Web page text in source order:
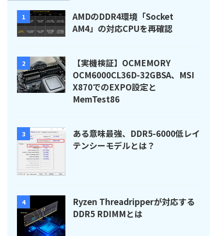
1
AMDのDDR4環境「Socket
AM4」の対応CPUを再確認
2
【実機検証】OCMEMORY
OCM6000CL36D-32GBSA、MSI
X870でのEXPO設定と
MemTest86
3
ある意味最強、DDR5-6000低レイ
テンシーモデルとは？
4
Ryzen Threadripperが対応する
DDR5 RDIMMとは